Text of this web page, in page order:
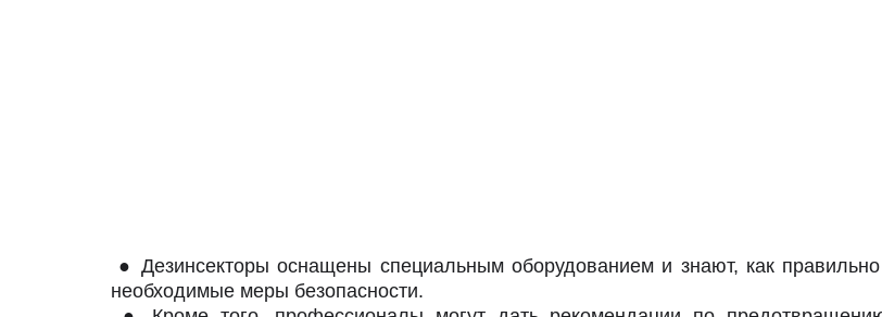
● Дезинсекторы оснащены специальным оборудованием и знают, как
необходимые меры безопасности.